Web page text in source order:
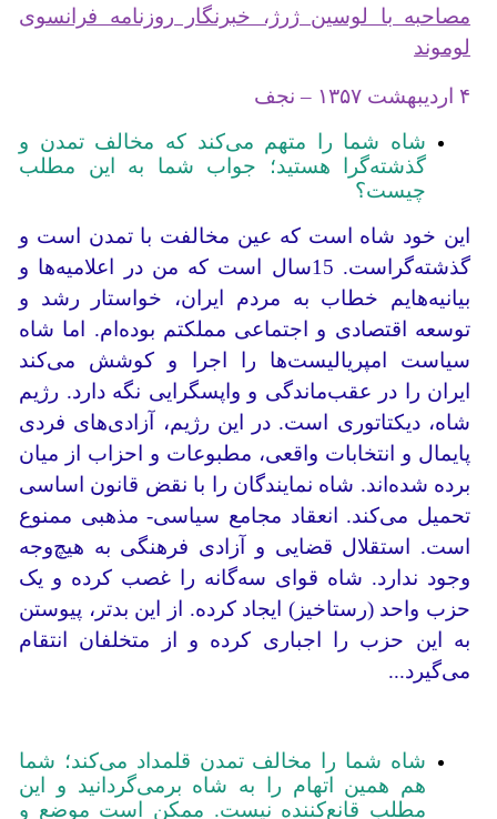
مصاحبه با لوسین ژرژ، خبرنگار روزنامه فرانسوی
لوموند
۴ اردیبهشت ۱۳۵۷ – نجف
شاه شما را متهم می‌کند که مخالف تمدن و
گذشته‌گرا هستید؛ جواب شما به این مطلب
چیست؟
این خود شاه است که عین مخالفت با تمدن است و
گذشته‌گراست. 15سال است که من در اعلامیه‌ها و
بیانیه‌هایم خطاب به مردم ایران، خواستار رشد و
توسعه اقتصادی و اجتماعی مملکتم بوده‌ام. اما شاه
سیاست امپریالیست‌ها را اجرا و کوشش می‌کند
ایران را در عقب‌ماندگی و واپسگرایی نگه دارد. رژیم
شاه، دیکتاتوری است. در این رژیم، آزادی‌های فردی
پایمال و انتخابات واقعی، مطبوعات و احزاب از میان
برده شده‌اند. شاه نمایندگان را با نقض قانون اساسی
تحمیل می‌کند. انعقاد مجامع سیاسی- مذهبی ممنوع
است. استقلال قضایی و آزادی فرهنگی به هیچ‌وجه
وجود ندارد. شاه قوای سه‌گانه را غصب کرده و یک
حزب واحد (رستاخیز) ایجاد کرده. از این بدتر، پیوستن
به این حزب را اجباری کرده و از متخلفان انتقام
می‌گیرد...
شاه شما را مخالف تمدن قلمداد می‌کند؛ شما
هم همین اتهام را به شاه برمی‌گردانید و این
مطلب قانع‌کننده نیست. ممکن است موضع و